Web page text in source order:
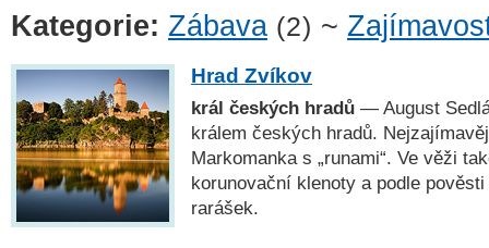
Kategorie: Zábava (2) ~
Hrad Zvíkov
král českých hradů — August
králem českých hradů.
Markomanka s „runami“. Ve věži
korunovační klenoty a podle
rarášek.